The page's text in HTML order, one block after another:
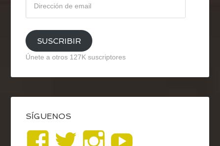
email
SUSCRIBIR
Únete a otros 127K suscriptores
SÍGUENOS
VerVerVer